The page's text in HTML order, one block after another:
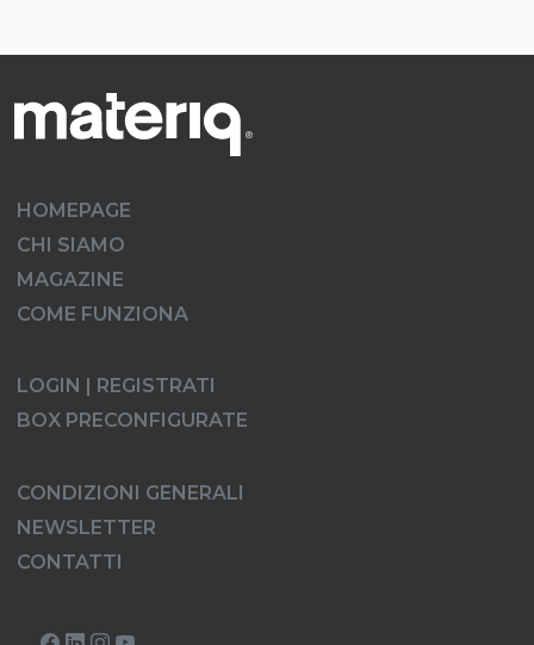
HOMEPAGE
CHI SIAMO
MAGAZINE
COME FUNZIONA
LOGIN | REGISTRATI
BOX PRECONFIGURATE
CONDIZIONI GENERALI
NEWSLETTER
CONTATTI